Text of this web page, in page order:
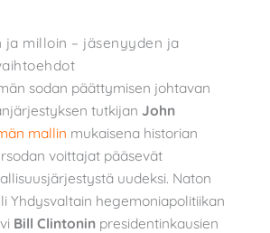
ja milloin – jäsenyyden ja
sodan päättymisen johtavan
tutkijan John
mallin mukaisena historian
voittajat pääsevät
uudeksi. Naton
Yhdysvaltain hegemoniapolitiikan
Bill Clintonin presidentinkausien